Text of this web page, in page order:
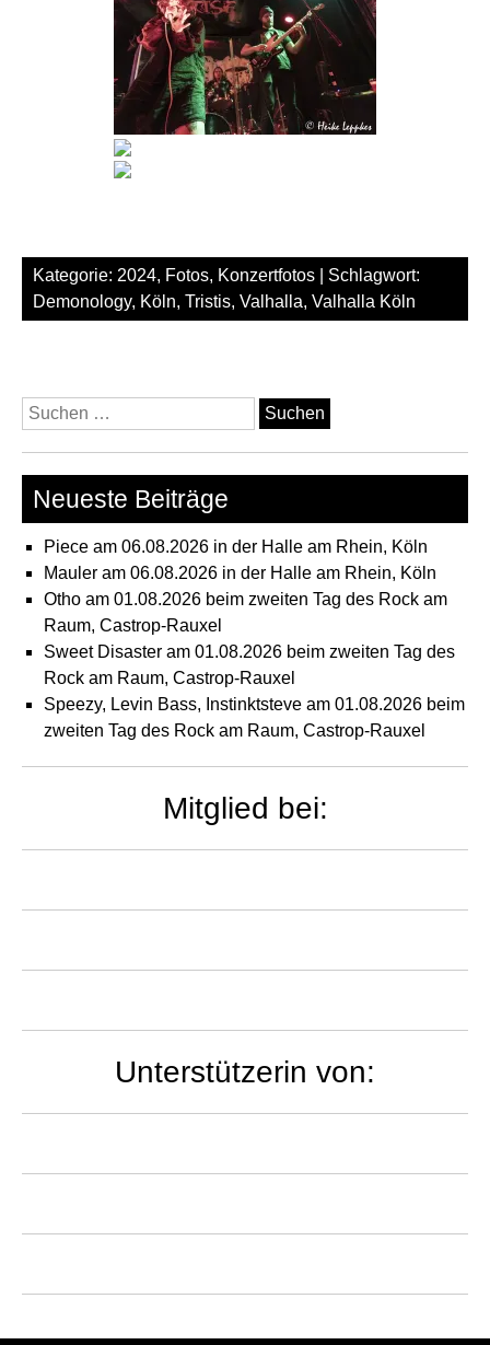
Kategorie: 2024, Fotos, Konzertfotos | Schlagwort:
Demonology, Köln, Tristis, Valhalla, Valhalla Köln
Suchen
nach:
Neueste Beiträge
Piece am 06.08.2026 in der Halle am Rhein, Köln
Mauler am 06.08.2026 in der Halle am Rhein, Köln
Otho am 01.08.2026 beim zweiten Tag des Rock am
Raum, Castrop-Rauxel
Sweet Disaster am 01.08.2026 beim zweiten Tag des
Rock am Raum, Castrop-Rauxel
Speezy, Levin Bass, Instinktsteve am 01.08.2026 beim
zweiten Tag des Rock am Raum, Castrop-Rauxel
Mitglied bei:
Unterstützerin von: